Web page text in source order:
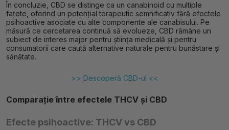
În concluzie, CBD se distinge ca un canabinoid cu multiple
fațete, oferind un potențial terapeutic semnificativ fără efectele
psihoactive asociate cu alte componente ale canabisului. Pe
măsură ce cercetarea continuă să evolueze, CBD rămâne un
subiect de interes major pentru știința medicală și pentru
consumatorii care caută alternative naturale pentru bunăstare și
sănătate.
>> Descoperă CBD-ul <<
Comparație între efectele THCV și CBD
Efecte psihoactive: THCV vs CBD